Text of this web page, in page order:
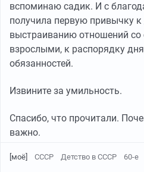
вспоминаю садик. И с
получила первую привычку к
выстраиванию отношений
взрослыми, к распорядку
обязанностей.
Извините за умильность.
Спасибо, что прочитали.
важно.
[моё] СССР Детство в СССР 60-е